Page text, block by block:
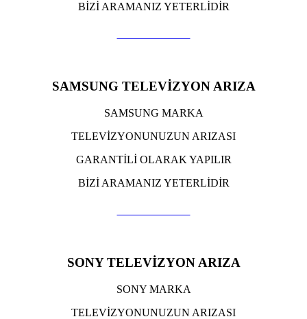
BİZİ ARAMANIZ YETERLİDİR
SAMSUNG TELEVİZYON ARIZA
SAMSUNG MARKA
TELEVİZYONUNUZUN ARIZASI
GARANTİLİ OLARAK YAPILIR
BİZİ ARAMANIZ YETERLİDİR
SONY TELEVİZYON ARIZA
SONY MARKA
TELEVİZYONUNUZUN ARIZASI